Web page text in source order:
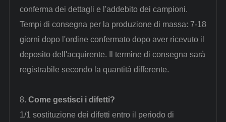
conferma dei dettagli e l'addebito dei campioni.
Tempi di consegna per la produzione di massa: 7-18
giorni dopo l'ordine confermato dopo aver ricevuto il
deposito dell'acquirente. Il termine di consegna sarà
registrabile secondo la quantità differente.
8. Come gestisci i difetti?
1/1 sostituzione dei difetti entro il periodo di